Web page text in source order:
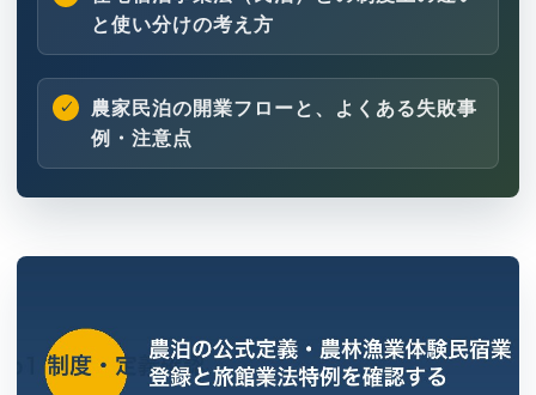
と使い分けの考え方
農家民泊の開業フローと、よくある失敗事
例・注意点